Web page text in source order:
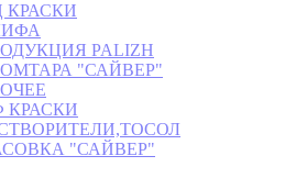
КРАСКИ
PALIZH
"САЙВЕР"
КРАСКИ
"САЙВЕР"